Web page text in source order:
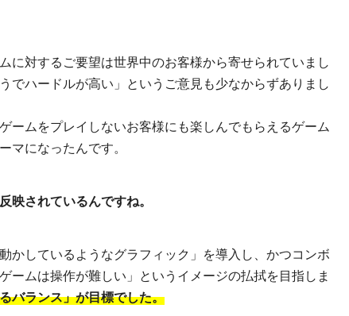
に対するご要望は世界中のお客様から寄せられていまし
でハードルが高い」というご意見も少なからずありまし
ームをプレイしないお客様にも楽しんでもらえるゲーム
マになったんです。
されているんですね。
かしているようなグラフィック」を導入し、かつコンボ
ームは操作が難しい」というイメージの払拭を目指しま
バランス」が目標でした。